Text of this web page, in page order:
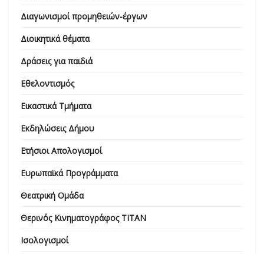
Διαγωνισμοί προμηθειών-έργων
Διοικητικά θέματα
Δράσεις για παιδιά
Εθελοντισμός
Εικαστικά Τμήματα
Εκδηλώσεις Δήμου
Ετήσιοι Απολογισμοί
Ευρωπαϊκά Προγράμματα
Θεατρική Ομάδα
Θερινός Κινηματογράφος ΤΙΤΑΝ
Ισολογισμοί